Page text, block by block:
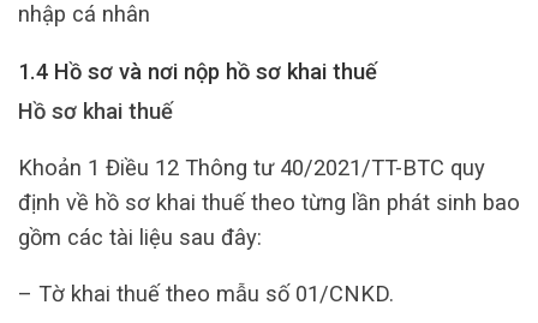
nhập cá nhân
1.4 Hồ sơ và nơi nộp hồ sơ khai thuế
Hồ sơ khai thuế
Khoản 1 Điều 12 Thông tư 40/2021/TT-BTC quy
định về hồ sơ khai thuế theo từng lần phát sinh bao
gồm các tài liệu sau đây:
– Tờ khai thuế theo mẫu số 01/CNKD.